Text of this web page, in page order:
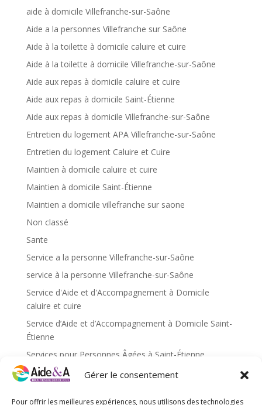
Gérer le consentement
Pour offrir les meilleures expériences, nous utilisons des technologies
aide à domicile Villefranche-sur-Saône
Aide a la personnes Villefranche sur Saône
Aide à la toilette à domicile caluire et cuire
Aide à la toilette à domicile Villefranche-sur-Saône
Aide aux repas à domicile caluire et cuire
Aide aux repas à domicile Saint-Étienne
Aide aux repas à domicile Villefranche-sur-Saône
Entretien du logement APA Villefranche-sur-Saône
Entretien du logement Caluire et Cuire
Maintien à domicile caluire et cuire
Maintien à domicile Saint-Étienne
Maintien a domicile villefranche sur saone
Non classé
Sante
Service a la personne Villefranche-sur-Saône
service à la personne Villefranche-sur-Saône
Service d'Aide et d'Accompagnement à Domicile
caluire et cuire
Service d’Aide et d’Accompagnement à Domicile Saint-
Étienne
Services pour Personnes Âgées à Saint-Étienne
Services pour personnes âgées caluire et cuire